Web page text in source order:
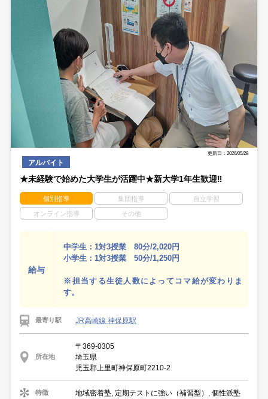
更新日：2026/05/28
アルバイト
★未経験で始めた大学生が活躍中★新大学1年生歓迎‼
個別指導 集団指導 自立学習
オンライン指導 その他
給与
中学生：1対3授業 80分/2,020円
小学生：1対3授業 50分/1,250円
※担当する生徒人数によってコマ給が変わりま
す。
最寄り駅 JR高崎線 神保原駅
所在地
〒369-0305
埼玉県
児玉郡上里町神保原町2210-2
特徴 地域密着塾, 定期テストに強い（補習型）, 個性派塾